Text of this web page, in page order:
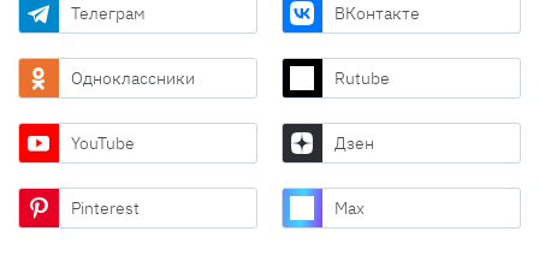
Телеграм ВКонтакте
Одноклассники Rutube
YouTube Дзен
Pinterest Max